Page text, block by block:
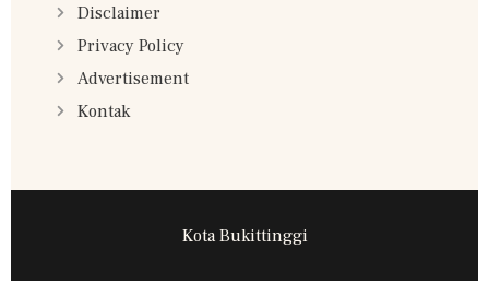
Disclaimer
Privacy Policy
Advertisement
Kontak
Kota Bukittinggi